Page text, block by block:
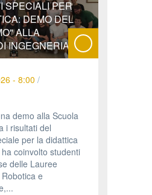
SPECIALI PER
DEMO DEL
ALLA
INGEGNERIA
- 8:00 /
demo alla Scuola
i risultati del
per la didattica
coinvolto studenti
delle Lauree
e